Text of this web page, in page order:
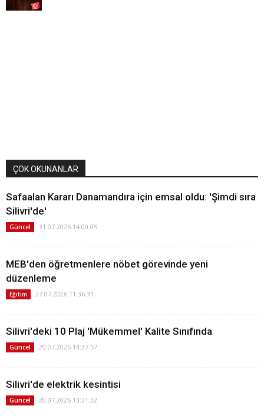
ÇOK OKUNANLAR
Safaalan Kararı Danamandıra için emsal oldu: 'Şimdi sıra
Silivri'de'
Güncel 31.07.2026 14:00:05
MEB'den öğretmenlere nöbet görevinde yeni
düzenleme
Eğitim 27.07.2026 11:36:31
Silivri'deki 10 Plaj 'Mükemmel' Kalite Sınıfında
Güncel 20.07.2026 14:37:57
Silivri'de elektrik kesintisi
Güncel 20.07.2026 13:21:32